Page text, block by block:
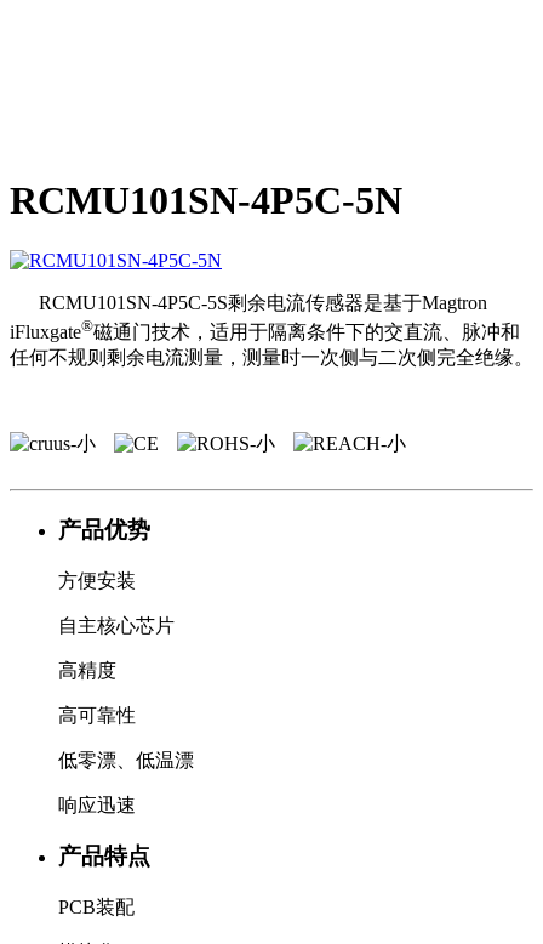
RCMU101SN-4P5C-5N
RCMU101SN-4P5C-5S剩余电流传感器是基于Magtron
iFluxgate®磁通门技术，适用于隔离条件下的交直流、脉冲和
任何不规则剩余电流测量，测量时一次侧与二次侧完全绝缘。
产品优势
方便安装
自主核心芯片
高精度
高可靠性
低零漂、低温漂
响应迅速
产品特点
PCB装配